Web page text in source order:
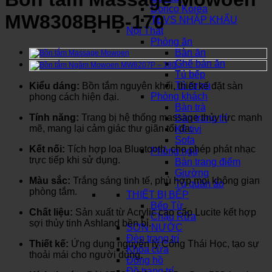
Dorico Korea
TBVS NHẬP KHẨU
Nội Thất
Phòng ăn
Bàn ăn
Ghế bàn ăn
Tủ bếp
Tủ rượu
Phòng khách
Bàn trà
Bàn trang trí
Kệ tivi
Sofa
Phòng ngủ
Bàn trang điểm
Giường
Tủ quần áo
THIẾT BỊ BẾP
Bếp Từ
Chậu Rửa
SƠN NƯỚC
Đèn trang trí
Khóa cửa
Đồng hồ
MW8308BHB-170
Kiểu dáng: Bồn tắm nguyên khối, thiết kế đặt sàn
phong cách hiện đại.
Tính năng: Trang bị hệ thống massage thủy lực mạnh
mẽ, mang lại cảm giác thư giãn tối đa.
Kết nối: Tích hợp loa Bluetooth, cho phép phát nhạc
trực tiếp khi sử dụng.
Màu sắc: Trắng sáng tinh tế, phù hợp mọi không gian
phòng tắm.
Chất liệu: Sản xuất từ Acrylic cao cấp Lucite kết hợp
sợi thủy tinh Ashland bền bỉ.
Thiết kế: Ứng dụng nguyên lý Công Thái Học, tạo sự
thoải mái cho người dùng.